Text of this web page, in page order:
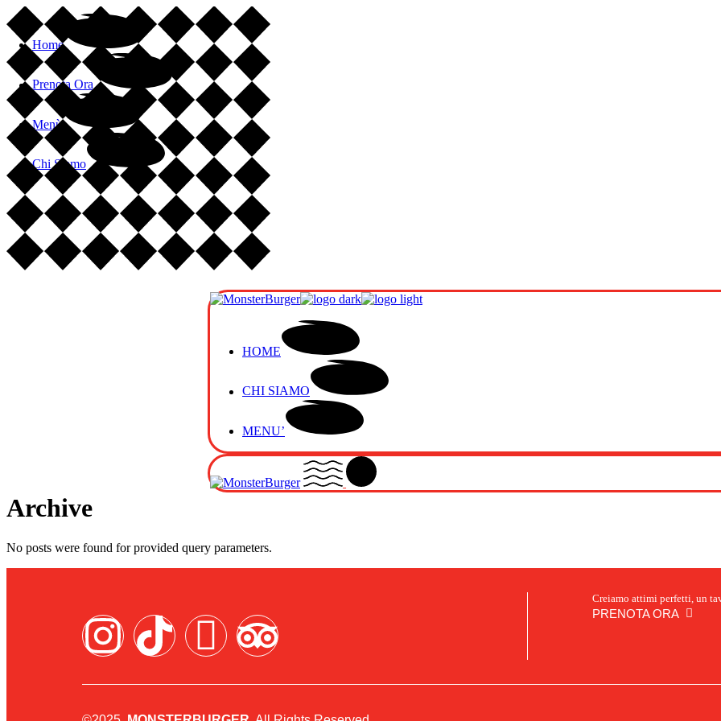
HOME
CHI SIAMO
MENU’
Home
Prenota Ora
Menù
Chi Siamo
Archive
No posts were found for provided query parameters.
Creiamo attimi perfetti, un
PRENOTA ORA